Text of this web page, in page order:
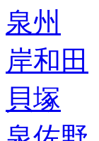
泉州
岸和田
貝塚